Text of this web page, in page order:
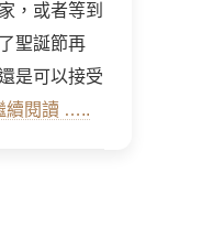
，或者等到
聖誕節再
是可以接受
續閱讀 …..